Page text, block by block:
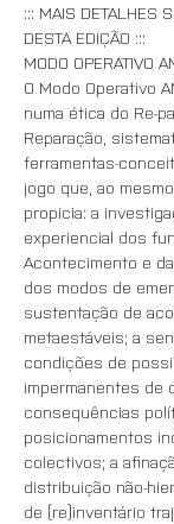
::: MAIS DETALHES
DESTA EDIÇÃO :::
MODO OPERATIVO
O Modo Operativo
numa ética do Re-
Reparação,
ferramentas-
jogo que, ao
propicia: a
experiencial dos
Acontecimento e
dos modos de
sustentação de
metaestáveis; a
condições de
impermanentes de
consequências
posicionamentos
colectivos; a
distribuição não-
de (re)inventário